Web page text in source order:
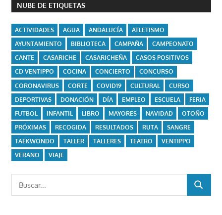
NUBE DE ETIQUETAS
ACTIVIDADES AGUA ANDALUCÍA
ATLETISMO
AYUNTAMIENTO
BIBLIOTECA CAMPAÑA
CAMPEONATO
CANTE
CASARICHE CASARICHEÑA
CASOS POSITIVOS
CD VENTIPPO
COCINA CONCIERTO
CONCURSO
CORONAVIRUS
CORTE COVID19 CULTURAL
CURSO
DEPORTIVAS
DONACIÓN DÍA EMPLEO ESCUELA
FERIA
FUTBOL
INFANTIL LIBRO MAYORES NAVIDAD
OTOÑO
PRÓXIMAS
RECOGIDA RESULTADOS RUTA
SANGRE
TAEKWONDO
TALLER TALLERES TEATRO
VENTIPPO
VERANO
VIAJE
BUSCAR